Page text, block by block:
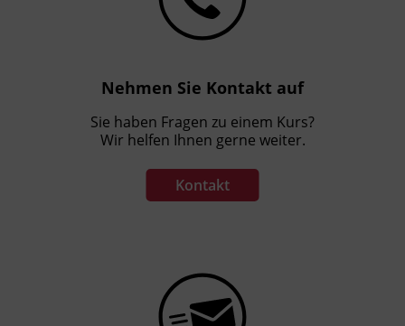
Nehmen Sie Kontakt auf
Sie haben Fragen zu einem Kurs?
Wir helfen Ihnen gerne weiter.
Kontakt